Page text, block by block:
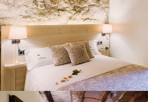
HABITACIÓ 4